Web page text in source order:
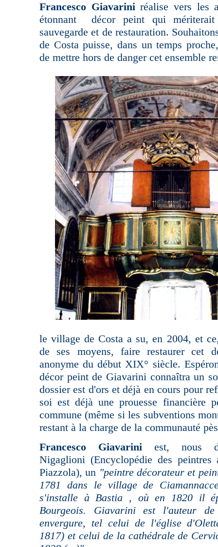
Francesco Giavariniréalise vers les
étonnant décor peint qui mériterait
sauvegarde et de restauration.
de Costa puisse, dans un temps
de mettre hors de danger cet ensemble
le village de Costa a su, en 2004, et
de ses moyens, faire restaurer cet
anonyme du début XIX° siècle.
décor peint de Giavarini connaîtra un
dossier est d'ors et déjà en cours pour
soi est déjà une prouesse financière
commune (même si les subventions
restant à la charge de la communauté
Francesco Giavarini est, nous
Nigaglioni (Encyclopédie des
Piazzola), un "peintre décorateur et
1781 dans le village de
s'installe à Bastia , où en 1820 il
Bourgeois. Giavarini est l'auteur
envergure, tel celui de l'église
1817) et celui de la cathédrale de